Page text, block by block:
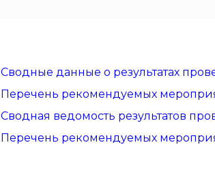
Сводные данные о результатах
Перечень рекомендуемых
Сводная ведомость результатов
Перечень рекомендуемых